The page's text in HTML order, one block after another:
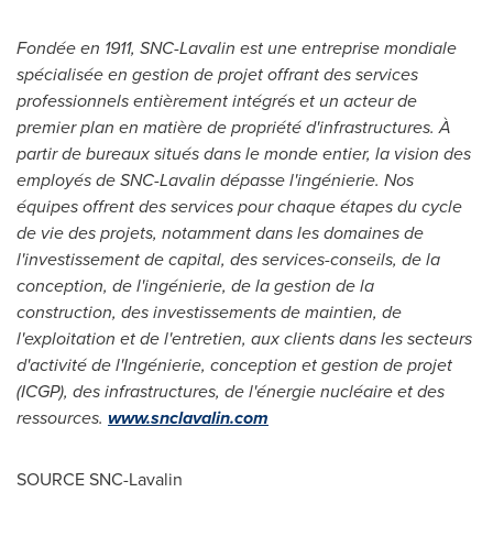
Fondée en 1911, SNC-Lavalin est une entreprise mondiale
spécialisée en gestion de projet offrant des services
professionnels entièrement intégrés et un acteur de
premier plan en matière de propriété d'infrastructures. À
partir de bureaux situés dans le monde entier, la vision des
employés de SNC-Lavalin dépasse l'ingénierie. Nos
équipes offrent des services pour chaque étapes du cycle
de vie des projets, notamment dans les domaines de
l'investissement de capital, des services-conseils, de la
conception, de l'ingénierie, de la gestion de la
construction, des investissements de maintien, de
l'exploitation et de l'entretien, aux clients dans les secteurs
d'activité de l'Ingénierie, conception et gestion de projet
(ICGP), des infrastructures, de l'énergie nucléaire et des
ressources. www.snclavalin.com
SOURCE SNC-Lavalin